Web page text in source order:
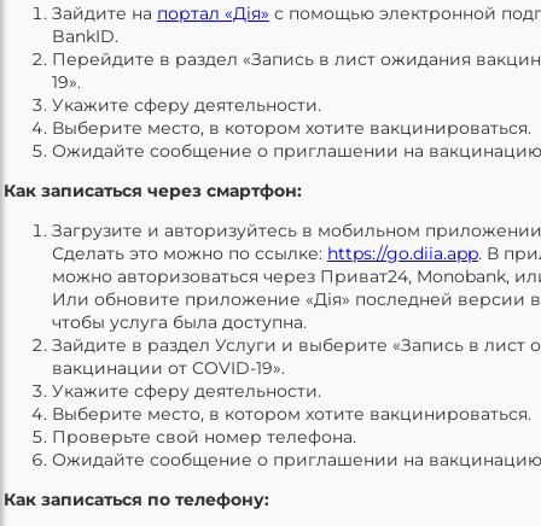
Зайдите на портал «Дія» с помощью электронной
BankID.
Перейдите в раздел «Запись в лист ожидания
19».
Укажите сферу деятельности.
Выберите место, в котором хотите вакцинироваться.
Ожидайте сообщение о приглашении на
Как записаться через смартфон:
Загрузите и авторизуйтесь в мобильном приложении
Сделать это можно по ссылке: https://go.diia.app. В
можно авторизоваться через Приват24, Monobank,
Или обновите приложение «Дія» последней версии в
чтобы услуга была доступна.
Зайдите в раздел Услуги и выберите «Запись в лист
вакцинации от COVID-19».
Укажите сферу деятельности.
Выберите место, в котором хотите вакцинироваться.
Проверьте свой номер телефона.
Ожидайте сообщение о приглашении на
Как записаться по телефону: